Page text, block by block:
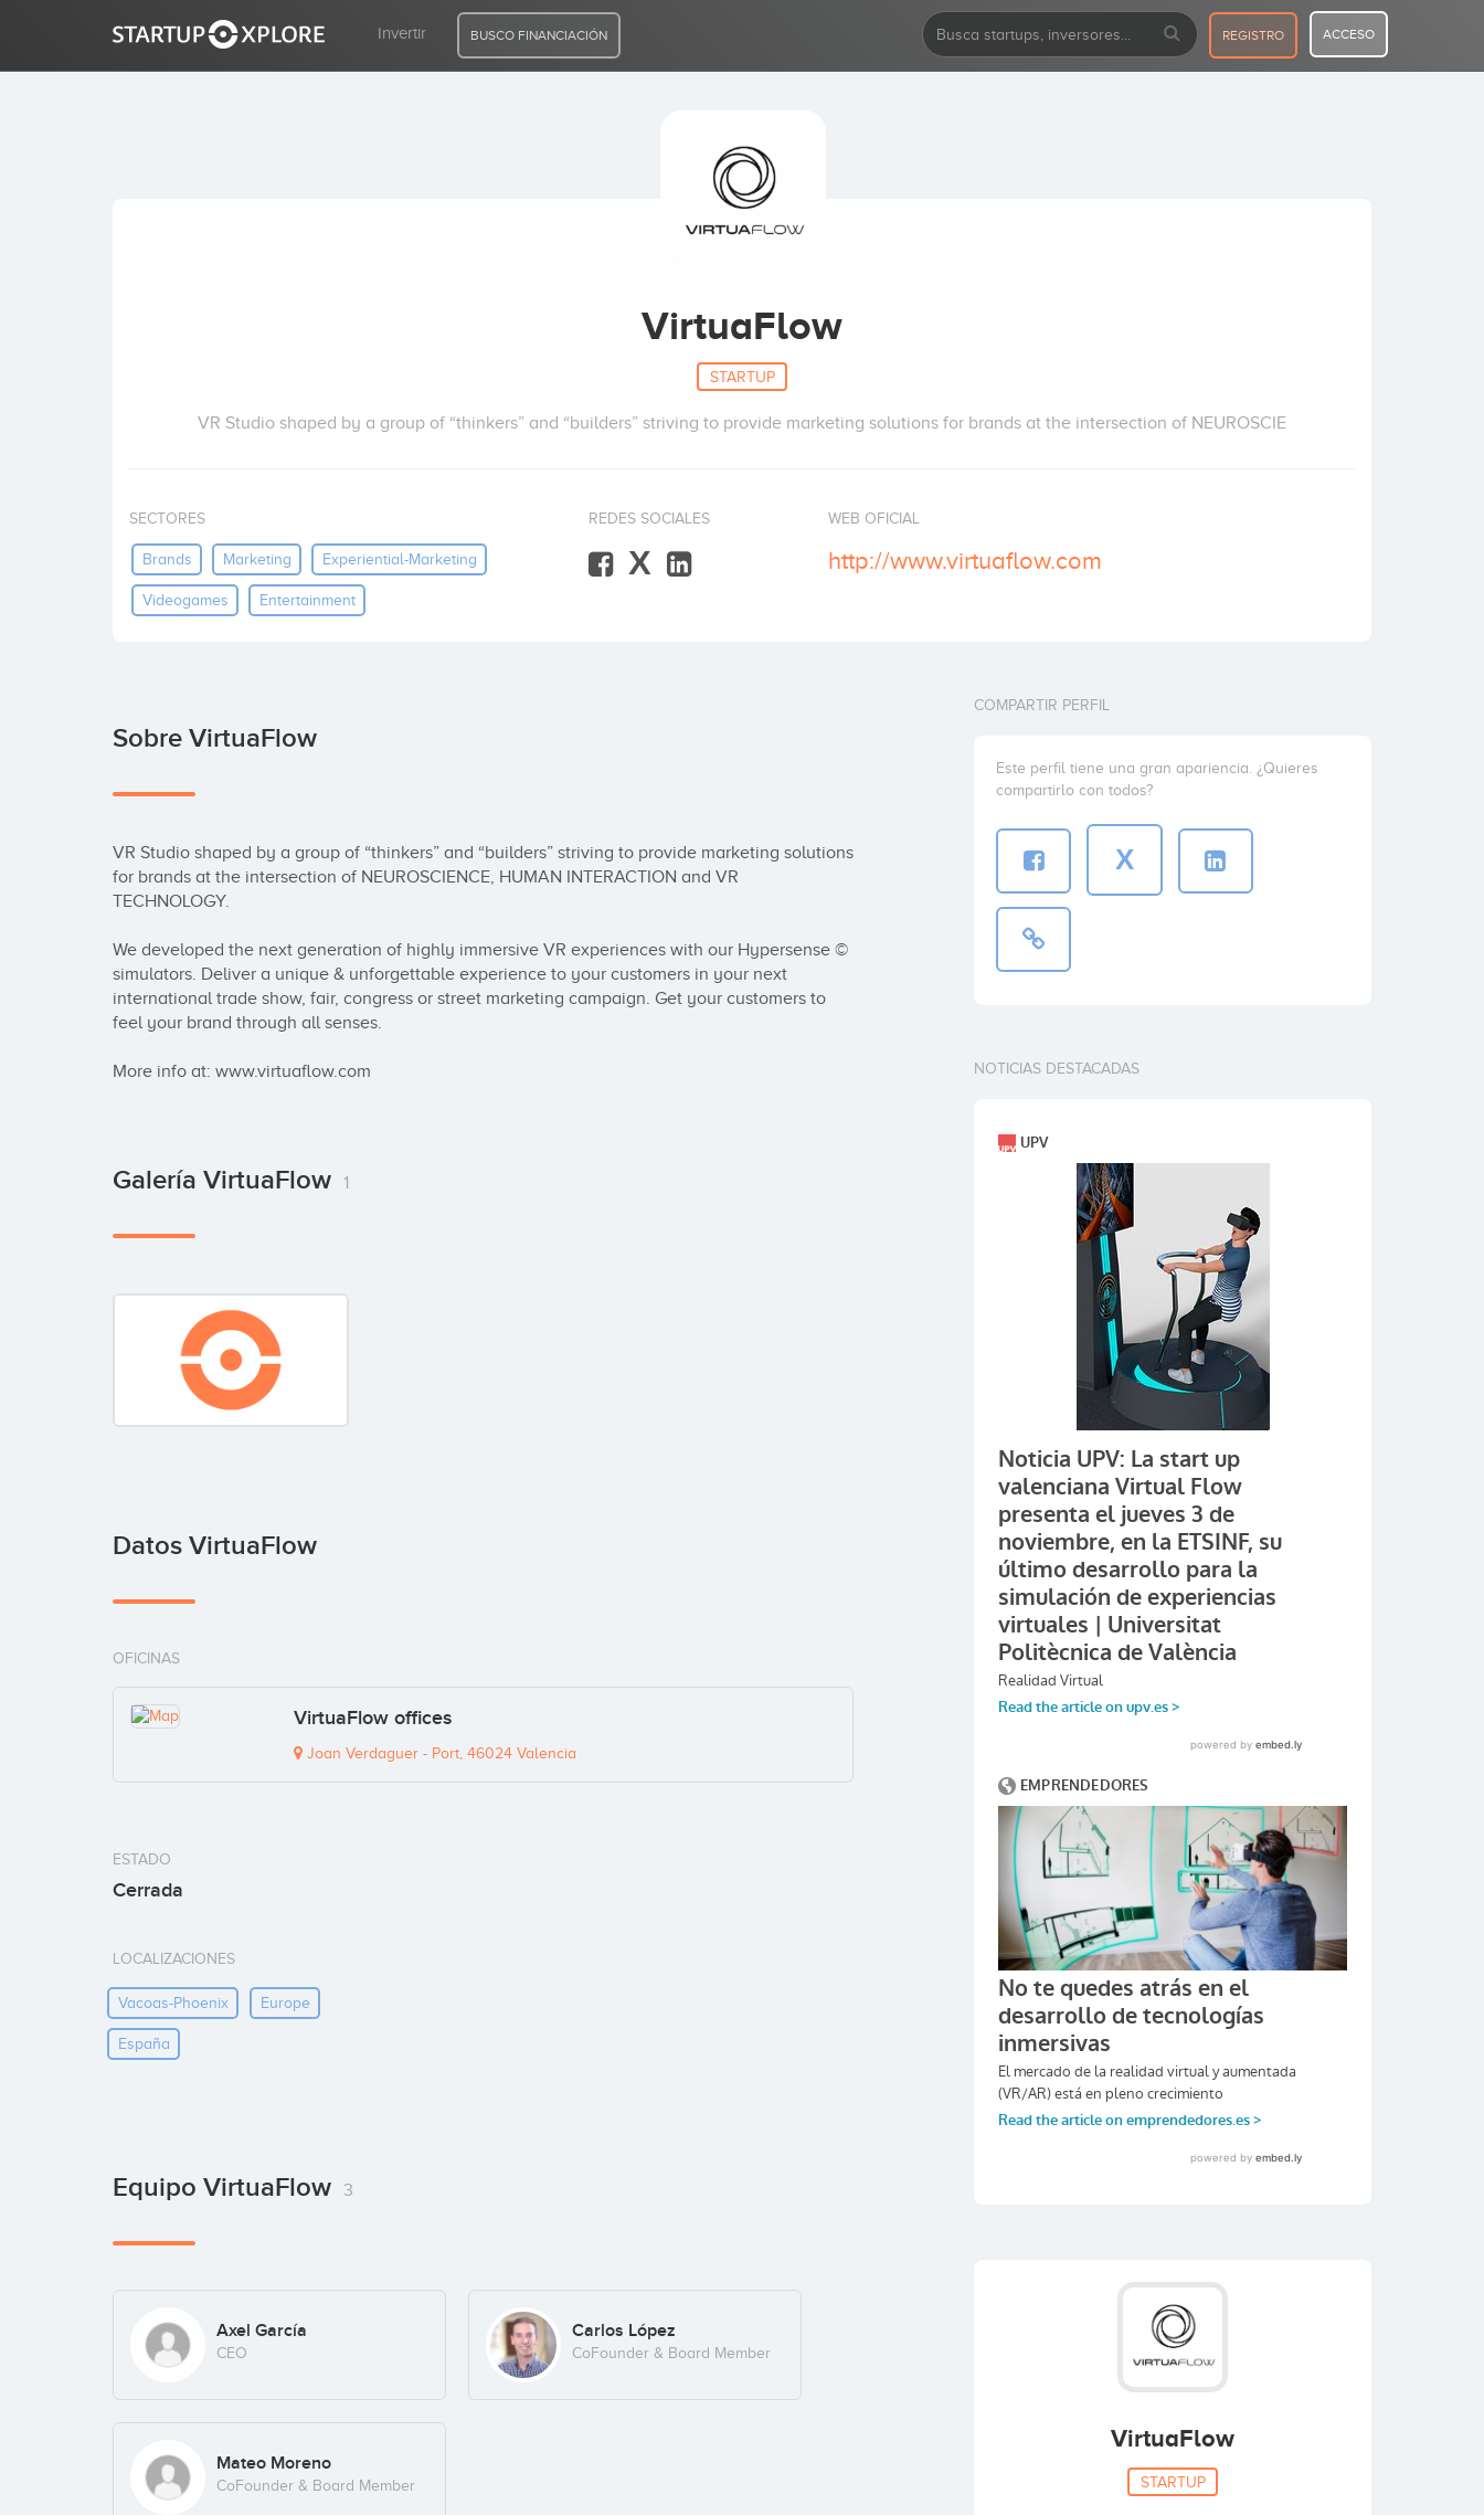
Invertir BUSCO FINANCIACIÓN REGISTRO ACCESO
VirtuaFlow
STARTUP
VR Studio shaped by a group of “thinkers” and “builders” striving to provide marketing solutions for brands at the intersection of NEUROSCIE
SECTORES
Brands Marketing Experiential-Marketing
Videogames Entertainment
REDES SOCIALES
X
WEB OFICIAL
http://www.virtuaflow.com
Sobre VirtuaFlow
VR Studio shaped by a group of “thinkers” and “builders” striving to provide marketing solutions
for brands at the intersection of NEUROSCIENCE, HUMAN INTERACTION and VR
TECHNOLOGY.
We developed the next generation of highly immersive VR experiences with our Hypersense ©
simulators. Deliver a unique & unforgettable experience to your customers in your next
international trade show, fair, congress or street marketing campaign. Get your customers to
feel your brand through all senses.
More info at: www.virtuaflow.com
Galería VirtuaFlow 1
Datos VirtuaFlow
OFICINAS
VirtuaFlow offices
Joan Verdaguer - Port, 46024 Valencia
ESTADO
Cerrada
LOCALIZACIONES
Vacoas-Phoenix Europe
España
Equipo VirtuaFlow 3
Axel García
CEO
Carlos López
CoFounder & Board Member
Mateo Moreno
CoFounder & Board Member
COMPARTIR PERFIL
Este perfil tiene una gran apariencia. ¿Quieres
compartirlo con todos?
X
NOTICIAS DESTACADAS
VirtuaFlow
STARTUP